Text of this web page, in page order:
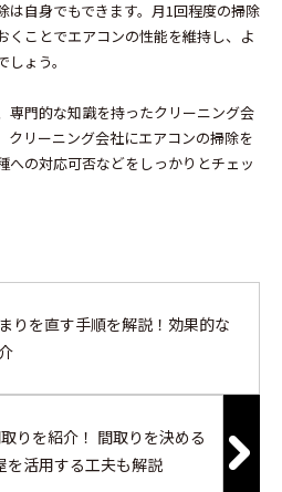
は自身でもできます。月1回程度の掃除
くことでエアコンの性能を維持し、よ
ょう。
専門的な知識を持ったクリーニング会
クリーニング会社にエアコンの掃除を
への対応可否などをしっかりとチェッ
りを直す手順を解説！効果的な
りを紹介！ 間取りを決める
を活用する工夫も解説